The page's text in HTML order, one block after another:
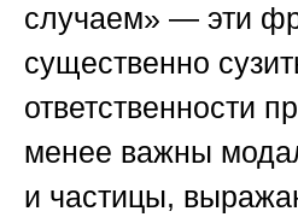
случаем» — эти
существенно
ответственности
менее важны
и частицы,